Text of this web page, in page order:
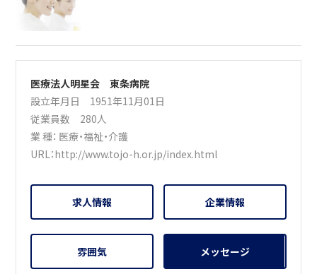
医療法人明星会 東条病院
設立年月日 1951年11月01日
従業員数 280人
業 種： 医療・福祉・介護
URL：http://www.tojo-h.or.jp/index.html
求人情報 企業情報
雰囲気 メッセージ